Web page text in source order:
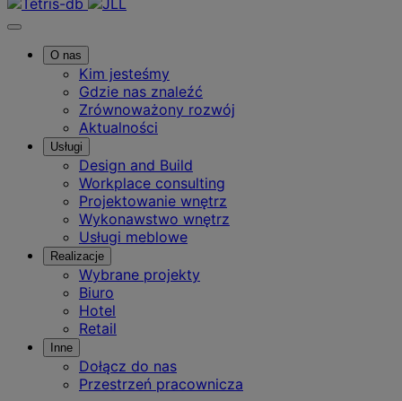
O nas
Kim jesteśmy
Gdzie nas znaleźć
Zrównoważony rozwój
Aktualności
Usługi
Design and Build
Workplace consulting
Projektowanie wnętrz
Wykonawstwo wnętrz
Usługi meblowe
Realizacje
Wybrane projekty
Biuro
Hotel
Retail
Inne
Dołącz do nas
Przestrzeń pracownicza